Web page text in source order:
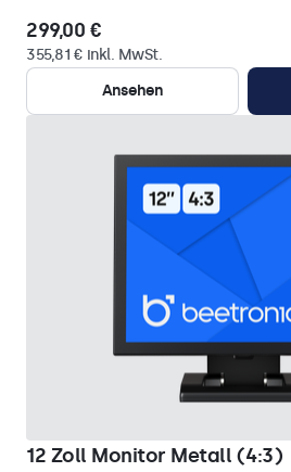
299,00 €
355,81 € inkl. MwSt.
Ansehen
12 Zoll Monitor Metall (4:3)